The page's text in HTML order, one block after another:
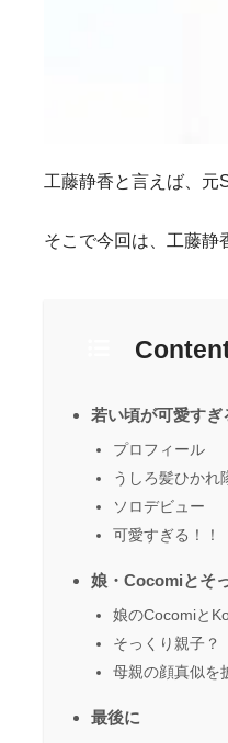
工藤静香と言えば、元
そこで今回は、工藤
若い頃が可愛すぎ
プロフィール
うしろ髪ひかれ
ソロデビュー
可愛すぎる！！
娘・Cocomiとそ
娘のCocomiと
そっくり親子？
母親の顔真似を
最後に